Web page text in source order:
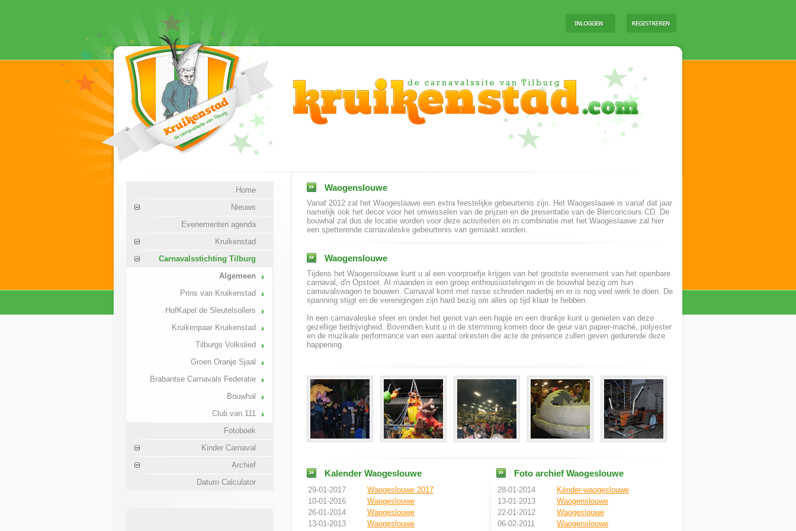
Home
Nieuws
Evenementen agenda
Kruikenstad
Carnavalsstichting Tilburg
Algemeen
Prins van Kruikenstad
HofKapel de Sleutelsollers
Kruikenpaar Kruikenstad
Tilburgs Volkslied
Groen Oranje Sjaal
Brabantse Carnavals Federatie
Bouwhal
Club van 111
Fotoboek
Kinder Carnaval
Archief
Datum Calculator
Waogenslouwe
Vanaf 2012 zal het Waogeslaawe een extra feestelijke gebeurtenis zijn. Het Waogeslaawe is vanaf dat jaar
namelijk ook het decor voor het omwisselen van de prijzen en de presentatie van de Blerconcours CD. De
bouwhal zal dus de locatie worden voor deze activiteiten en in combinatie met het Waogeslaawe zal hier
een spetterende carnavaleske gebeurtenis van gemaakt worden.
Waogenslouwe
Tijdens het Waogenslouwe kunt u al een voorproefje krijgen van het grootste evenement van het openbare
carnaval, d'n Opstoet. Al maanden is een groep enthousiastelingen in de bouwhal bezig om hun
carnavalswagen te bouwen. Carnaval komt met rasse schreden naderbij en er is nog veel werk te doen. De
spanning stijgt en de verenigingen zijn hard bezig om alles op tijd klaar te hebben.
In een carnavaleske sfeer en onder het genot van een hapje en een drankje kunt u genieten van deze
gezellige bedrijvigheid. Bovendien kunt u in de stemming komen door de geur van papier-maché, polyester
en de muzikale performance van een aantal orkesten die acte de présence zullen geven gedurende deze
happening.
Kalender Waogeslouwe
29-01-2017
Waogeslouwe 2017
10-01-2016
Waogeslouwe
26-01-2014
Waogeslouwe
13-01-2013
Waogeslouwe
Foto archief Waogeslouwe
28-01-2014
Kènder-waogeslouwe
13-01-2013
Waogenslouwe
22-01-2012
Waogeslouwe
06-02-2011
Waogenslouwe